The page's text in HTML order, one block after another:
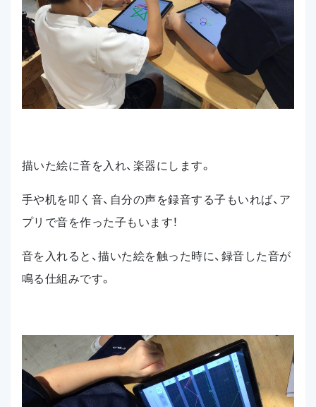
描いた絵に音を入れ、楽器にします。
手や机を叩く音、自分の声を録音する子もいれば、ア
プリで音を作った子もいます！
音を入れると、描いた絵を触った時に、録音した音が
鳴る仕組みです。